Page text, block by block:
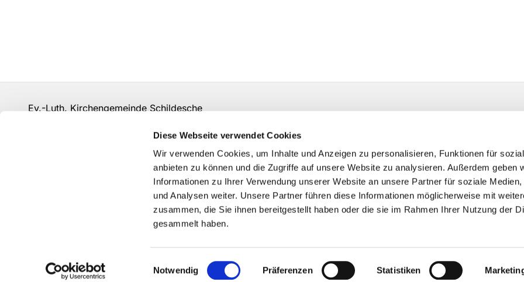
Diese Webseite verwendet Cookies
Wir verwenden Cookies, um Inhalte und Anzeigen zu personalisieren, Funktionen für
anbieten zu können und die Zugriffe auf unsere Website zu analysieren. Außerdem geben
Informationen zu Ihrer Verwendung unserer Website an unsere Partner für soziale Medien,
und Analysen weiter. Unsere Partner führen diese Informationen möglicherweise mit
zusammen, die Sie ihnen bereitgestellt haben oder die sie im Rahmen Ihrer Nutzung der
gesammelt haben.
Einwilligungsauswahl
Notwendig Präferenzen Statistiken
Ev.-Luth. Kirchengemeinde Schildesche